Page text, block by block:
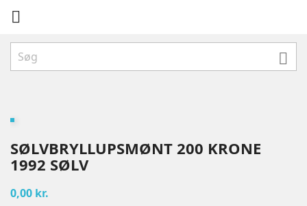


SØLVBRYLLUPSMØNT 200 KRONE
1992 SØLV
0,00 kr.